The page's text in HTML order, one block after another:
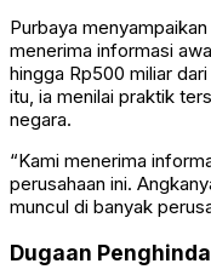
Purbaya
menerima informasi
hingga Rp500 miliar
itu, ia menilai praktik
negara.
“Kami menerima
perusahaan ini.
muncul di banyak
Dugaan